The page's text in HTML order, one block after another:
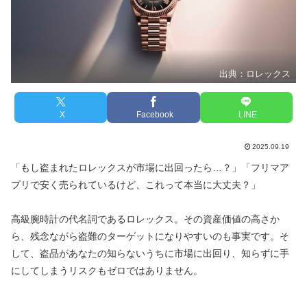
出典：ロレックス
X Facebook LINE
2025.09.19
「もし盗まれたロレックスが市場に出回ったら…？」「フリマア
プリで安く売られているけど、これって本当に大丈夫？」
高級腕時計の代名詞であるロレックス。その資産価値の高さか
ら、残念ながら盗難のターゲットになりやすいのも事実です。そ
して、盗品があなたの知らないうちに市場に出回り、知らずに手
にしてしまうリスクもゼロではありません。